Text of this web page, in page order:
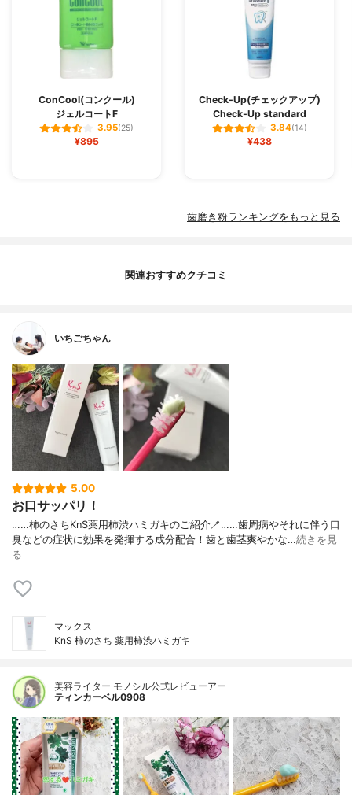
ConCool(コンクール)
ジェルコートF
3.95(25)
¥895
Check-Up(チェックアップ)
Check-Up standard
3.84(14)
¥438
歯磨き粉ランキングをもっと見る
関連おすすめクチコミ
いちごちゃん
5.00
お口サッパリ！
……⁡⁡柿のさち⁡⁡⁡KnS⁡⁡薬用柿渋ハミガキ⁡のご紹介🪥⁡……⁡⁡歯周病やそれに伴う⁡⁡口
臭などの症状に⁡⁡効果を発揮する成分配合！⁡⁡歯と歯茎⁡⁡爽やかな…続きを見
る
マックス
KnS 柿のさち 薬用柿渋ハミガキ
美容ライター モノシル公式レビューアー
ティンカーベル0908